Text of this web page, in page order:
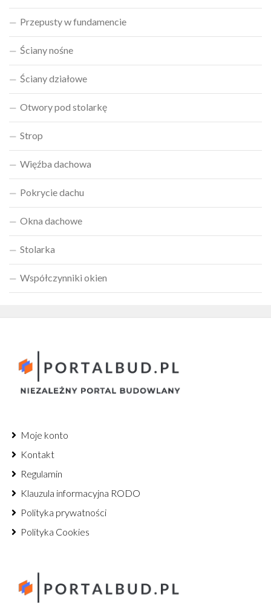
Przepusty w fundamencie
Ściany nośne
Ściany działowe
Otwory pod stolarkę
Strop
Więźba dachowa
Pokrycie dachu
Okna dachowe
Stolarka
Współczynniki okien
Moje konto
Kontakt
Regulamin
Klauzula informacyjna RODO
Polityka prywatności
Polityka Cookies